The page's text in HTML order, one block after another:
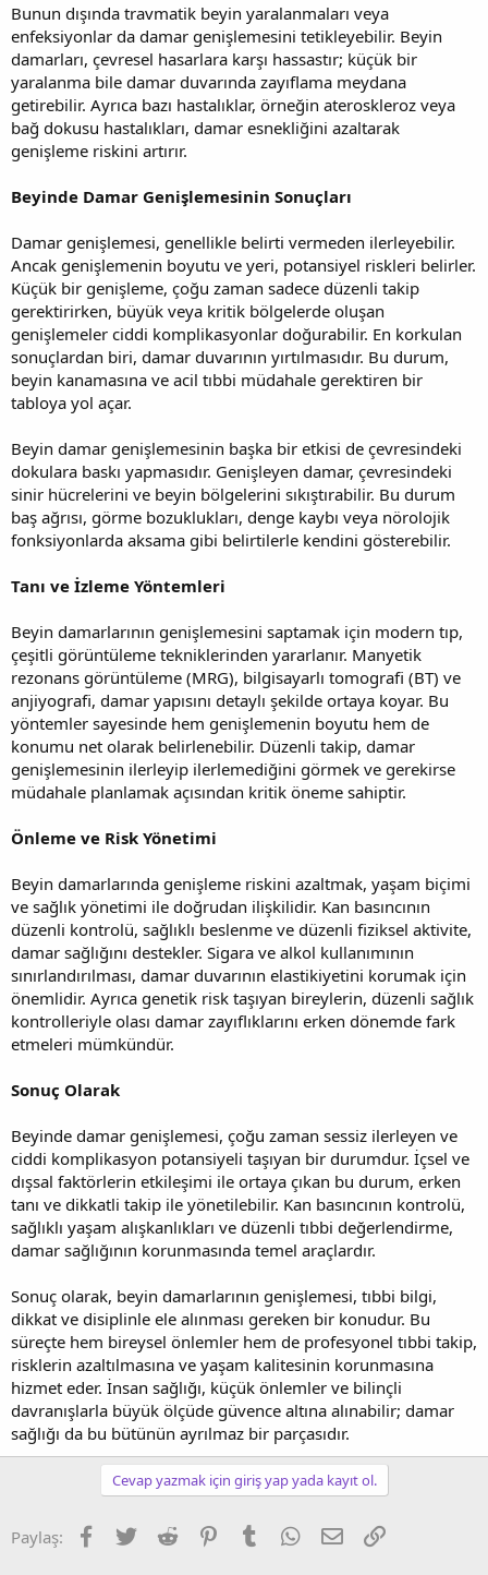
Bunun dışında travmatik beyin yaralanmaları veya
enfeksiyonlar da damar genişlemesini tetikleyebilir. Beyin
damarları, çevresel hasarlara karşı hassastır; küçük bir
yaralanma bile damar duvarında zayıflama meydana
getirebilir. Ayrıca bazı hastalıklar, örneğin ateroskleroz veya
bağ dokusu hastalıkları, damar esnekliğini azaltarak
genişleme riskini artırır.
Beyinde Damar Genişlemesinin Sonuçları
Damar genişlemesi, genellikle belirti vermeden ilerleyebilir.
Ancak genişlemenin boyutu ve yeri, potansiyel riskleri belirler.
Küçük bir genişleme, çoğu zaman sadece düzenli takip
gerektirirken, büyük veya kritik bölgelerde oluşan
genişlemeler ciddi komplikasyonlar doğurabilir. En korkulan
sonuçlardan biri, damar duvarının yırtılmasıdır. Bu durum,
beyin kanamasına ve acil tıbbi müdahale gerektiren bir
tabloya yol açar.
Beyin damar genişlemesinin başka bir etkisi de çevresindeki
dokulara baskı yapmasıdır. Genişleyen damar, çevresindeki
sinir hücrelerini ve beyin bölgelerini sıkıştırabilir. Bu durum
baş ağrısı, görme bozuklukları, denge kaybı veya nörolojik
fonksiyonlarda aksama gibi belirtilerle kendini gösterebilir.
Tanı ve İzleme Yöntemleri
Beyin damarlarının genişlemesini saptamak için modern tıp,
çeşitli görüntüleme tekniklerinden yararlanır. Manyetik
rezonans görüntüleme (MRG), bilgisayarlı tomografi (BT) ve
anjiyografi, damar yapısını detaylı şekilde ortaya koyar. Bu
yöntemler sayesinde hem genişlemenin boyutu hem de
konumu net olarak belirlenebilir. Düzenli takip, damar
genişlemesinin ilerleyip ilerlemediğini görmek ve gerekirse
müdahale planlamak açısından kritik öneme sahiptir.
Önleme ve Risk Yönetimi
Beyin damarlarında genişleme riskini azaltmak, yaşam biçimi
ve sağlık yönetimi ile doğrudan ilişkilidir. Kan basıncının
düzenli kontrolü, sağlıklı beslenme ve düzenli fiziksel aktivite,
damar sağlığını destekler. Sigara ve alkol kullanımının
sınırlandırılması, damar duvarının elastikiyetini korumak için
önemlidir. Ayrıca genetik risk taşıyan bireylerin, düzenli sağlık
kontrolleriyle olası damar zayıflıklarını erken dönemde fark
etmeleri mümkündür.
Sonuç Olarak
Beyinde damar genişlemesi, çoğu zaman sessiz ilerleyen ve
ciddi komplikasyon potansiyeli taşıyan bir durumdur. İçsel ve
dışsal faktörlerin etkileşimi ile ortaya çıkan bu durum, erken
tanı ve dikkatli takip ile yönetilebilir. Kan basıncının kontrolü,
sağlıklı yaşam alışkanlıkları ve düzenli tıbbi değerlendirme,
damar sağlığının korunmasında temel araçlardır.
Sonuç olarak, beyin damarlarının genişlemesi, tıbbi bilgi,
dikkat ve disiplinle ele alınması gereken bir konudur. Bu
süreçte hem bireysel önlemler hem de profesyonel tıbbi takip,
risklerin azaltılmasına ve yaşam kalitesinin korunmasına
hizmet eder. İnsan sağlığı, küçük önlemler ve bilinçli
davranışlarla büyük ölçüde güvence altına alınabilir; damar
sağlığı da bu bütünün ayrılmaz bir parçasıdır.
Cevap yazmak için giriş yap yada kayıt ol.
Paylaş: Facebook
TwitterReddit PinterestTumblrWhatsApp
E-postaLink